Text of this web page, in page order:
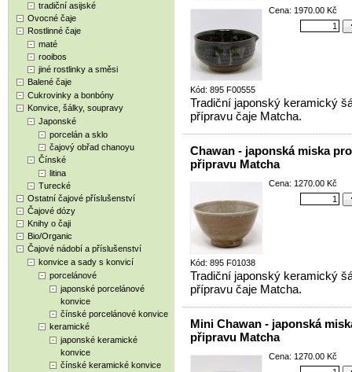
tradiční asijské
Ovocné čaje
Rostlinné čaje
maté
rooibos
jiné rostlinky a směsi
Balené čaje
Cukrovinky a bonbóny
Konvice, šálky, soupravy
Japonské
porcelán a sklo
čajový obřad chanoyu
Čínské
litina
Turecké
Ostatní čajové příslušenství
Čajové dózy
Knihy o čaji
Bio/Organic
Čajové nádobí a příslušenství
konvice a sady s konvicí
porcelánové
japonské porcelánové
konvice
čínské porcelánové konvice
keramické
japonské keramické
konvice
čínské keramické konvice
Kód: 895 F00555
Cena: 1970.00 Kč
Tradiční japonský keramický
přípravu čaje Matcha.
Chawan - japonská miska pro
připravu Matcha
Kód: 895 F01038
Cena: 1270.00 Kč
Tradiční japonský keramický
přípravu čaje Matcha.
Mini Chawan - japonská
připravu Matcha
Cena: 1270.00 Kč